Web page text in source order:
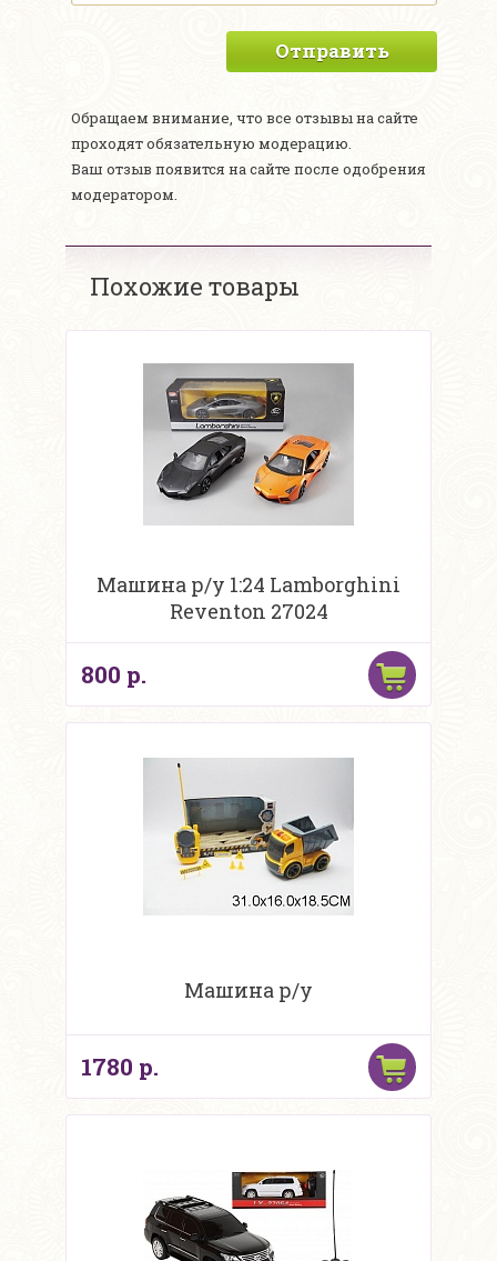
Отправить
Обращаем внимание, что все отзывы на сайте
проходят обязательную модерацию.
Ваш отзыв появится на сайте после одобрения
модератором.
Похожие товары
Машина р/у 1:24 Lamborghini
Reventon 27024
800 р.
Машина р/у
1780 р.